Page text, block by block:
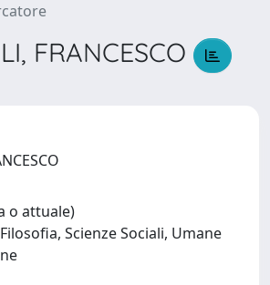
FRANCESCO
o attuale)
Scienze Sociali, Umane